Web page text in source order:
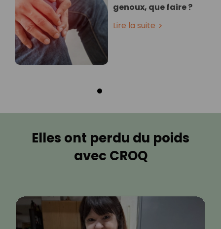
genoux, que faire ?
Lire la suite
Elles ont perdu du poids
avec CROQ